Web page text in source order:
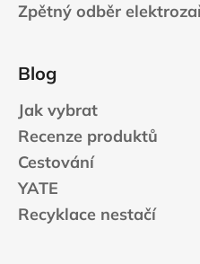
Zpětný odběr
Blog
Jak vybrat
Recenze produktů
Cestování
YATE
Recyklace nestačí